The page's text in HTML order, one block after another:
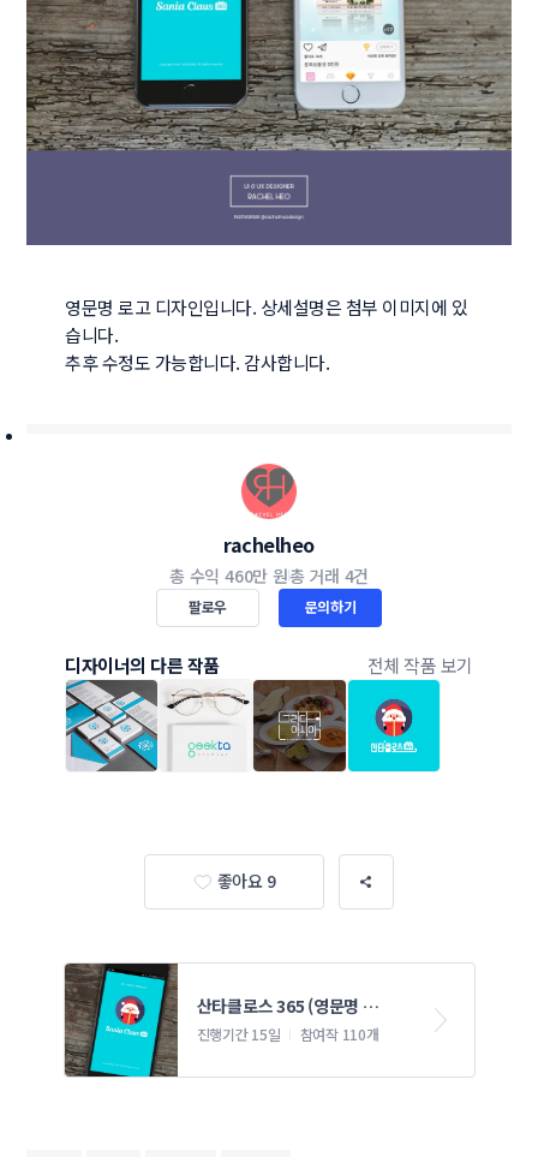
영문명 로고 디자인입니다. 상세설명은 첨부 이미지에 있
습니다.
추후 수정도 가능합니다. 감사합니다.
rachelheo
총 수익 460만 원총 거래 4건
팔로우 문의하기
디자이너의 다른 작품 전체 작품 보기
좋아요 9
산타클로스 365 (영문명
Santa Clause 365)
진행기간 15일 참여작 110개